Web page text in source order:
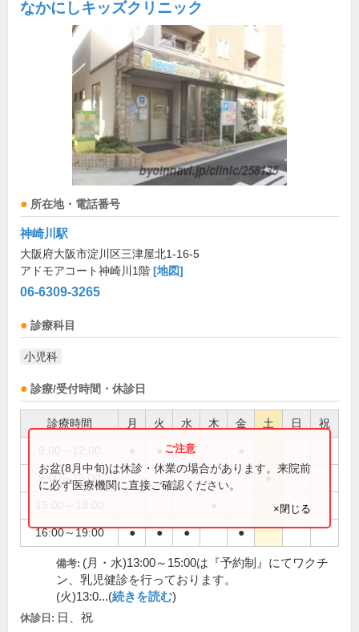
なかにしキッズクリニック
所在地・電話番号
神崎川駅
大阪府大阪市淀川区三津屋北1-16-5
アドモアコート神崎川1階 [地図]
06-6309-3265
診療科目
小児科
診療/受付時間・休診日
診療時間 月 火 水 木 金 土 日 祝
●
9:00～15:00 ●
16:00～19:00 ● ● ● ●
お盆(8月中旬)は休診・休業の場合があります。来院前
に必ず医療機関に直接ご確認ください。
×閉じる
備考: (月・水)13:00～15:00は『予約制』にてワクチ
ン、乳児健診を行っております。
(火)13:0...(続きを読む)
休診日: 日、祝